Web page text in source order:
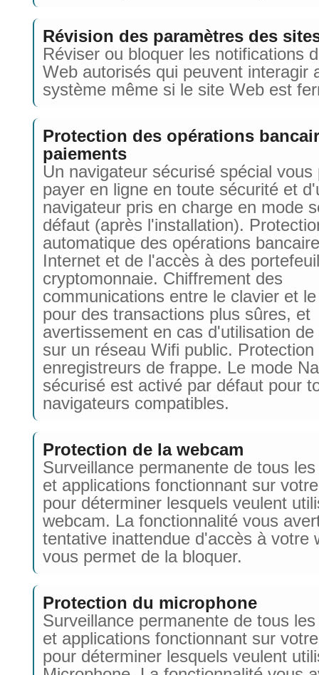
Révision des paramètres des
Réviser ou bloquer les notifications
Web autorisés qui peuvent interagir
système même si le site Web est
Protection des opérations
paiements
Un navigateur sécurisé spécial vous
payer en ligne en toute sécurité et
navigateur pris en charge en mode
défaut (après l'installation).
automatique des opérations
Internet et de l'accès à des
cryptomonnaie. Chiffrement des
communications entre le clavier et
pour des transactions plus sûres, et
avertissement en cas d'utilisation
sur un réseau Wifi public.
enregistreurs de frappe. Le mode
sécurisé est activé par défaut pour
navigateurs compatibles.
Protection de la webcam
Surveillance permanente de tous
et applications fonctionnant sur
pour déterminer lesquels veulent
webcam. La fonctionnalité vous
tentative inattendue d'accès à votre
vous permet de la bloquer.
Protection du microphone
Surveillance permanente de tous
et applications fonctionnant sur
pour déterminer lesquels veulent